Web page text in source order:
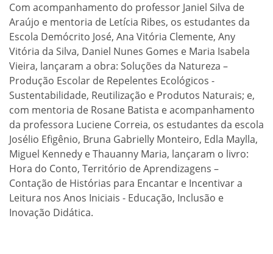
Com acompanhamento do professor Janiel Silva de
Araújo e mentoria de Letícia Ribes, os estudantes da
Escola Demócrito José, Ana Vitória Clemente, Any
Vitória da Silva, Daniel Nunes Gomes e Maria Isabela
Vieira, lançaram a obra: Soluções da Natureza –
Produção Escolar de Repelentes Ecológicos -
Sustentabilidade, Reutilização e Produtos Naturais; e,
com mentoria de Rosane Batista e acompanhamento
da professora Luciene Correia, os estudantes da escola
Josélio Efigênio, Bruna Gabrielly Monteiro, Edla Maylla,
Miguel Kennedy e Thauanny Maria, lançaram o livro:
Hora do Conto, Território de Aprendizagens –
Contação de Histórias para Encantar e Incentivar a
Leitura nos Anos Iniciais - Educação, Inclusão e
Inovação Didática.